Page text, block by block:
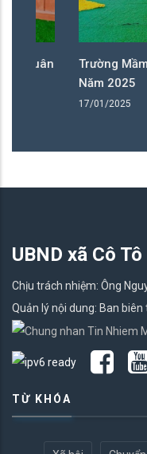
Trường Mầm Non
Năm 2025
17/01/2025
UBND xã Cô Tô
Chịu trách nhiệm: Ông
Quản lý nội dung: Ban
TỪ KHÓA